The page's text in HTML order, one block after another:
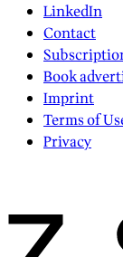
LinkedIn
Contact
Book
Imprint
Terms of
Privacy